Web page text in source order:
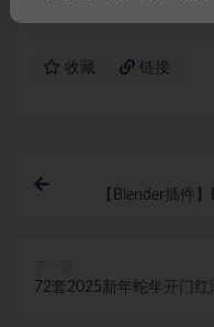
收藏 链接
【Blender插件
72套2025新年蛇年开门